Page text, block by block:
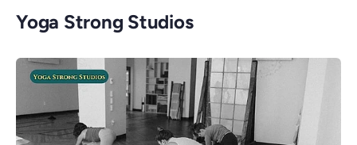
Yoga Strong Studios